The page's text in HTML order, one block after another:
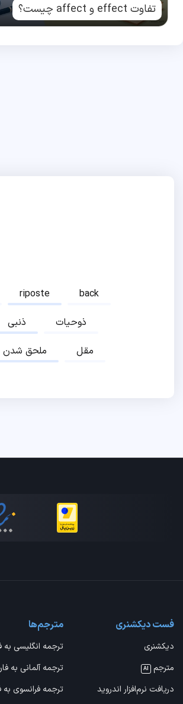
تفاوت effect و affect چیست؟
riposte
back
ذنبی
ذوحیات
ملحق شدن مقل
فست دیکشنری
دیکشنری
مترجم
AI
دریافت نرم‌افزار اندروید
مترجم‌ها
ترجمه انگلیسی به
ترجمه آلمانی به
ترجمه فرانسوی به